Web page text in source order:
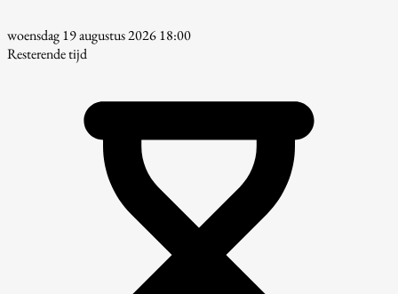
woensdag 19 augustus 2026 18:00
Resterende tijd